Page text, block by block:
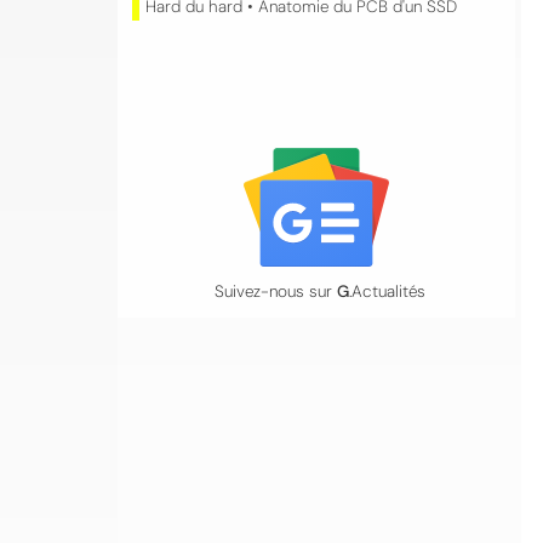
Hard du hard • Anatomie du PCB d'un SSD
Suivez-nous sur G.Actualités